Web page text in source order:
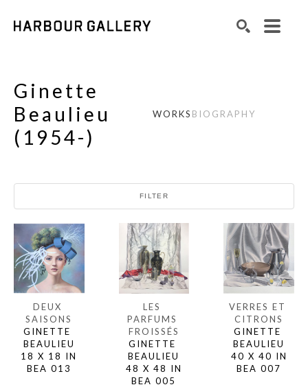
Ginette
Beaulieu
( 1954-)
WORKS BIOGRAPHY
FILTER
DEUX
SAISONS
GINETTE
BEAULIEU
18 X 18 IN
BEA 013
LES
PARFUMS
FROISSÉS
GINETTE
BEAULIEU
48 X 48 IN
BEA 005
VERRES ET
CITRONS
GINETTE
BEAULIEU
40 X 40 IN
BEA 007